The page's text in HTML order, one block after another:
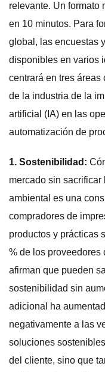
relevante. Un formato
en 10 minutos. Para
global, las encuestas
disponibles en varios
centrará en tres
de la industria de la
artificial (IA) en las
automatización de
1. Sostenibilidad:
mercado sin
ambiental es una
compradores de
productos y prácticas
% de los proveedores
afirman que pueden
sostenibilidad sin
adicional ha
negativamente a las
soluciones
del cliente, sino que